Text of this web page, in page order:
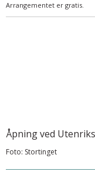
Arrangementet er gratis.
Åpning ved
Foto: Stortinget